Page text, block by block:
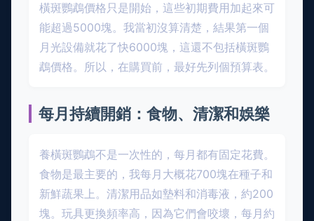
橫斑鸚鵡價格只是開始，這些初期費用加起來可
能超過5000塊。我當初沒算清楚，結果第一個
月光設備就花了快6000塊，這還不包括橫斑鸚
鵡價格。所以，在購買前，最好先列個預算表。
每月持續開銷：食物、清潔和娛樂
養橫斑鸚鵡不是一次性的，每月都有固定花費。
食物是最主要的，我每月大概花700塊在種子和
新鮮蔬果上。清潔用品如墊料和消毒液，約200
塊。玩具更換頻率高，因為它們會咬壞，每月約